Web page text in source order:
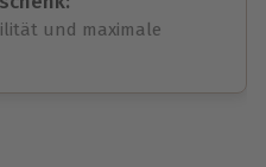
und maximale